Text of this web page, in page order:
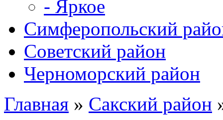
- Яркое
Симферопольский
Советский район
Черноморский район
Главная » Сакский район